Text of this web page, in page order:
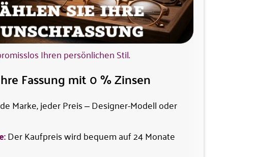
Ihren persönlichen Stil.
Fassung mit 0 % Zinsen
Marke, jeder Preis – Designer-Modell oder
Der Kaufpreis wird bequem auf 24 Monate